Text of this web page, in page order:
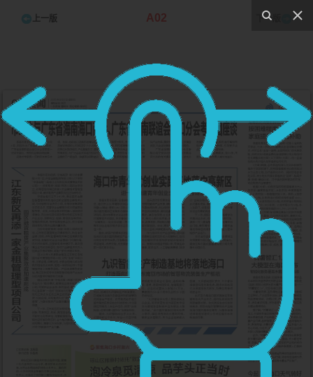
上一版 A02 下一版